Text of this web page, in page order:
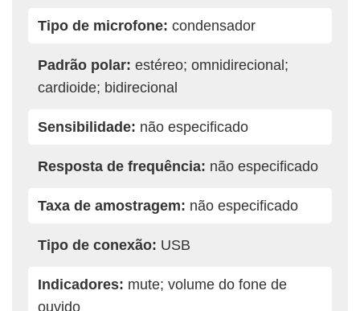
Tipo de microfone: condensador
Padrão polar: estéreo; omnidirecional;
cardioide; bidirecional
Sensibilidade: não especificado
Resposta de frequência: não especificado
Taxa de amostragem: não especificado
Tipo de conexão: USB
Indicadores: mute; volume do fone de
ouvido